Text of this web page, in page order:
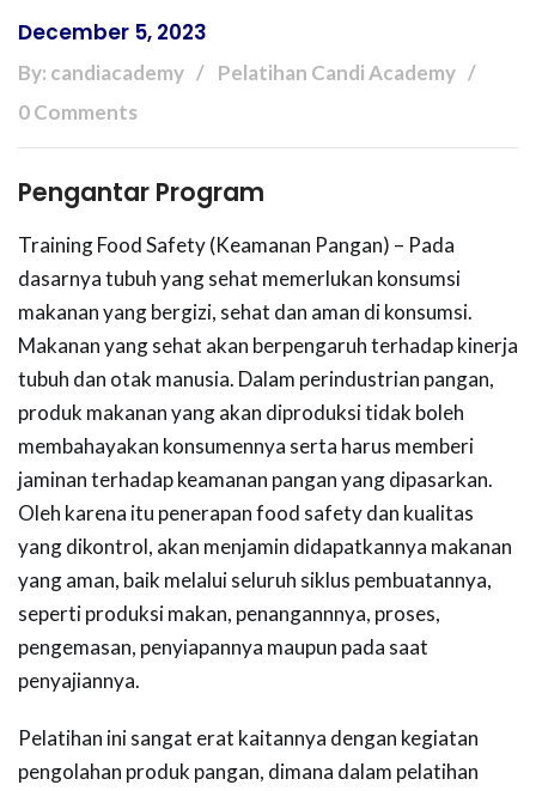
December 5, 2023
By: candiacademy
Pelatihan Candi Academy
0 Comments
Pengantar Program
Training Food Safety (Keamanan Pangan) – Pada
dasarnya tubuh yang sehat memerlukan konsumsi
makanan yang bergizi, sehat dan aman di konsumsi.
Makanan yang sehat akan berpengaruh terhadap kinerja
tubuh dan otak manusia. Dalam perindustrian pangan,
produk makanan yang akan diproduksi tidak boleh
membahayakan konsumennya serta harus memberi
jaminan terhadap keamanan pangan yang dipasarkan.
Oleh karena itu penerapan food safety dan kualitas
yang dikontrol, akan menjamin didapatkannya makanan
yang aman, baik melalui seluruh siklus pembuatannya,
seperti produksi makan, penangannnya, proses,
pengemasan, penyiapannya maupun pada saat
penyajiannya.
Pelatihan ini sangat erat kaitannya dengan kegiatan
pengolahan produk pangan, dimana dalam pelatihan